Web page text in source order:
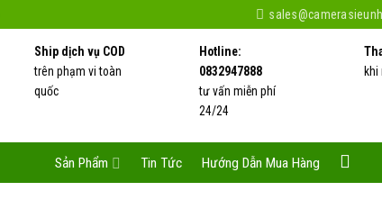
Ship dịch vụ COD
trên phạm vi toàn
quốc
Hotline:
0832947888
tư vấn miễn phí
24/24
khi
Sản Phẩm Tin Tức Hướng Dẫn Mua Hàng